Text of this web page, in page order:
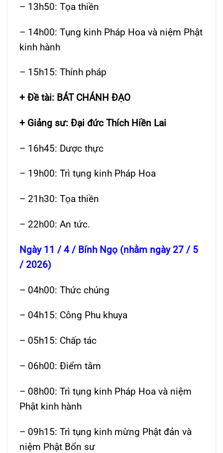
– 13h50: Tọa thiền
– 14h00: Tụng kinh Pháp Hoa và niệm Phật
kinh hành
– 15h15: Thính pháp
+ Đề tài: BÁT CHÁNH ĐẠO
+ Giảng sư: Đại đức Thích Hiền Lai
– 16h45: Dược thực
– 19h00: Trì tụng kinh Pháp Hoa
– 21h30: Tọa thiền
– 22h00: An tức.
Ngày 11 / 4 / Bính Ngọ (nhằm ngày 27 / 5
/ 2026)
– 04h00: Thức chúng
– 04h15: Công Phu khuya
– 05h15: Chấp tác
– 06h00: Điểm tâm
– 08h00: Trì tụng kinh Pháp Hoa và niệm
Phật kinh hành
– 09h15: Trì tụng kinh mừng Phật đản và
niệm Phật Bổn sư